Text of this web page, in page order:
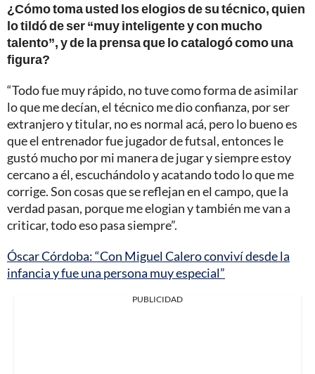
¿Cómo toma usted los elogios de su técnico, quien
lo tildó de ser “muy inteligente y con mucho
talento”, y de la prensa que lo catalogó como una
figura?
“Todo fue muy rápido, no tuve como forma de asimilar
lo que me decían, el técnico me dio confianza, por ser
extranjero y titular, no es normal acá, pero lo bueno es
que el entrenador fue jugador de futsal, entonces le
gustó mucho por mi manera de jugar y siempre estoy
cercano a él, escuchándolo y acatando todo lo que me
corrige. Son cosas que se reflejan en el campo, que la
verdad pasan, porque me elogian y también me van a
criticar, todo eso pasa siempre”.
Óscar Córdoba: “Con Miguel Calero conviví desde la
infancia y fue una persona muy especial”
PUBLICIDAD